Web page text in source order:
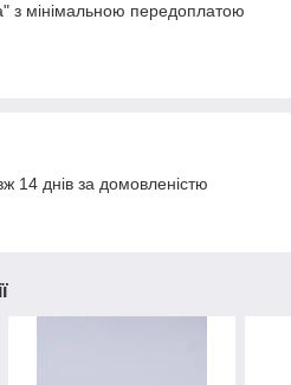
з мінімальною передоплатою
14 днів за домовленістю